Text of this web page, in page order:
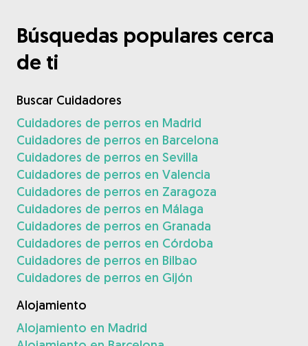
Búsquedas populares cerca
de ti
Buscar Cuidadores
Cuidadores de perros en Madrid
Cuidadores de perros en Barcelona
Cuidadores de perros en Sevilla
Cuidadores de perros en Valencia
Cuidadores de perros en Zaragoza
Cuidadores de perros en Málaga
Cuidadores de perros en Granada
Cuidadores de perros en Córdoba
Cuidadores de perros en Bilbao
Cuidadores de perros en Gijón
Alojamiento
Alojamiento en Madrid